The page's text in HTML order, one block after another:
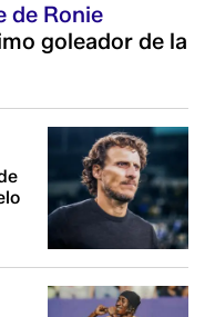
de Ronie
goleador de la